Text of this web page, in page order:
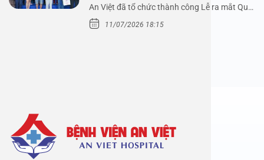
An Việt đã tổ chức thành công Lễ ra mắt Quỹ
Mầm Xanh…
11/07/2026 18:15